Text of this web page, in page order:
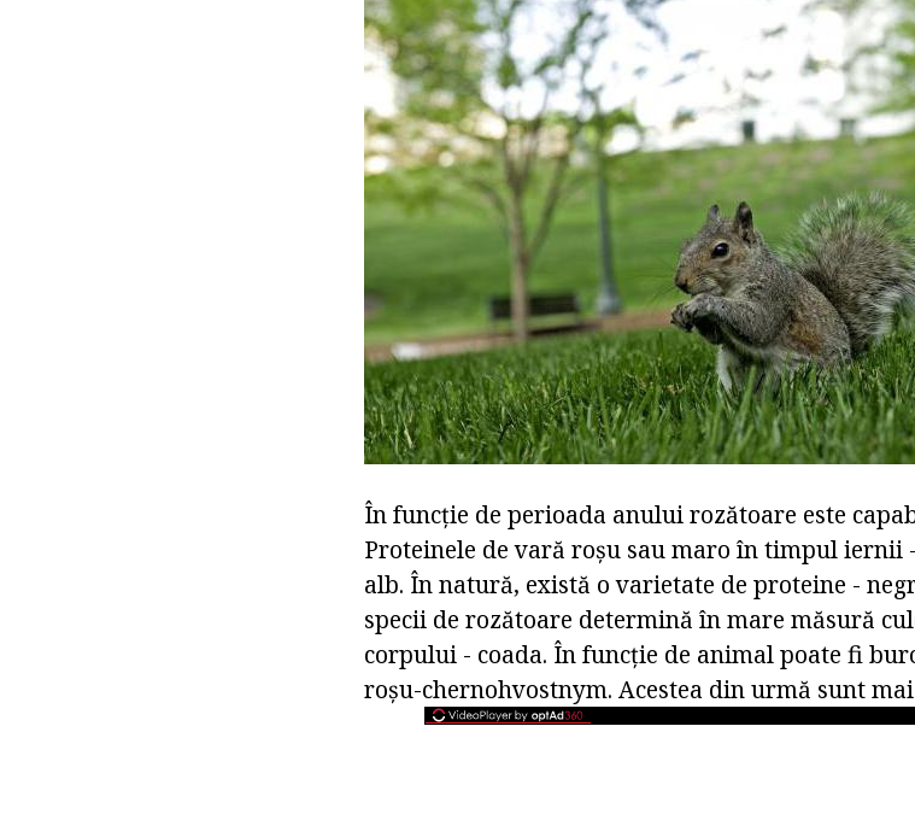
În funcție de perioada anului rozătoare este
Proteinele de vară roșu sau maro în timpul iernii
alb. În natură, există o varietate de proteine -
specii de rozătoare determină în mare măsură
corpului - coada. În funcție de animal poate fi
roșu-chernohvostnym. Acestea din urmă sunt